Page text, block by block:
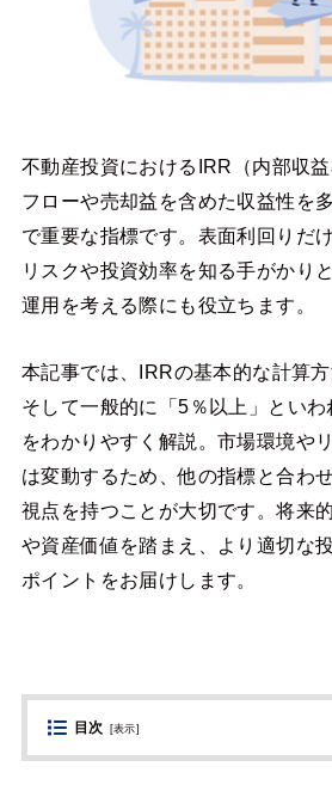
不動産投資におけるIRR（内部収
フローや売却益を含めた収益性を
で重要な指標です。表面利回りだ
リスクや投資効率を知る手がかり
運用を考える際にも役立ちます。
本記事では、IRRの基本的な計算方
そして一般的に「5％以上」とい
をわかりやすく解説。市場環境や
は変動するため、他の指標と合わ
視点を持つことが大切です。将来
や資産価値を踏まえ、より適切な
ポイントをお届けします。
目次 [表示]